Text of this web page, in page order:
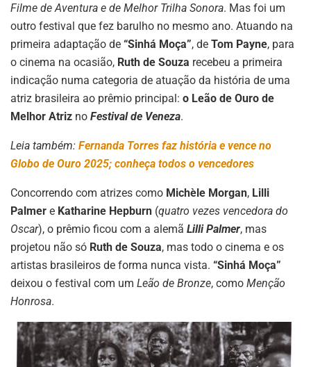
Filme de Aventura e de Melhor Trilha Sonora. Mas foi um
outro festival que fez barulho no mesmo ano. Atuando na
primeira adaptação de “Sinhá Moça”, de Tom Payne, para
o cinema na ocasião, Ruth de Souza recebeu a primeira
indicação numa categoria de atuação da história de uma
atriz brasileira ao prêmio principal: o Leão de Ouro de
Melhor Atriz no Festival de Veneza.
Leia também: Fernanda Torres faz história e vence no
Globo de Ouro 2025; conheça todos o vencedores
Concorrendo com atrizes como Michèle Morgan, Lilli
Palmer e Katharine Hepburn (quatro vezes vencedora do
Oscar), o prêmio ficou com a alemã Lilli Palmer, mas
projetou não só Ruth de Souza, mas todo o cinema e os
artistas brasileiros de forma nunca vista. “Sinhá Moça”
deixou o festival com um Leão de Bronze, como Menção
Honrosa.